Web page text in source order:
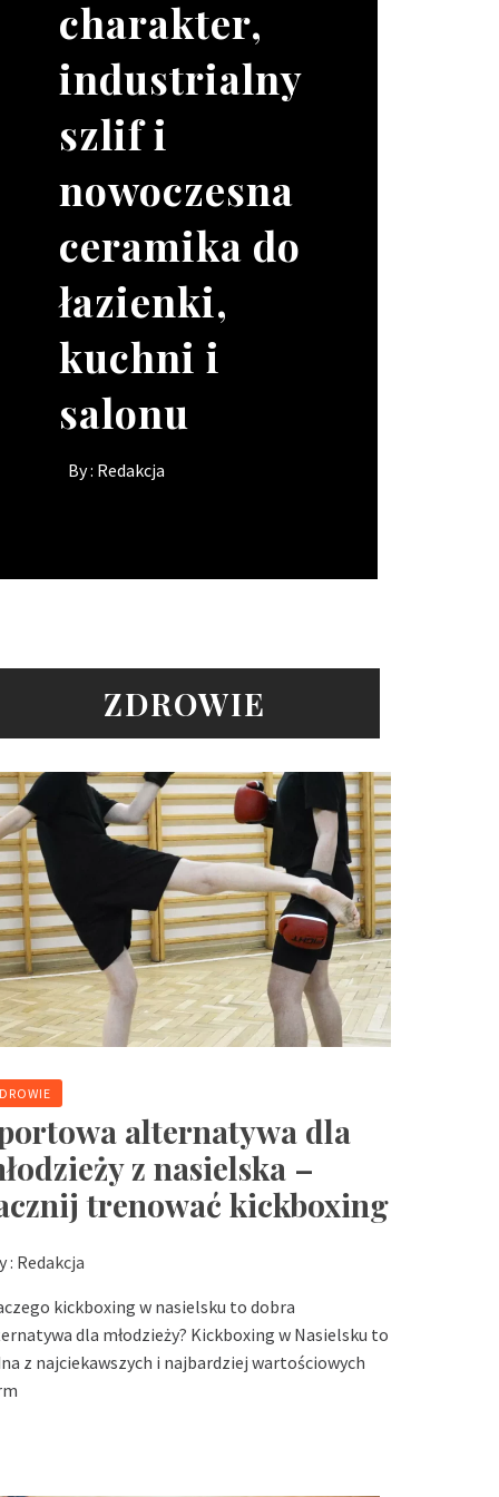
charakter,
industrialny
szlif i
nowoczesna
ceramika do
łazienki,
kuchni i
salonu
By : Redakcja
wizerunek
lokalu, gdy
brakuje rąk
do pracy?
By :Redakcja
narzędzie
pracy dla
Twojego
kierowcy?
By :Redakcja
o
skomplikowanych
kształtach
By :Redakcja
ZDROWIE
alternatywa dla
z nasielska –
trenować kickboxing
: Redakcja
kickboxing w nasielsku to dobra
dla młodzieży? Kickboxing w Nasielsku to
z najciekawszych i najbardziej wartościowych